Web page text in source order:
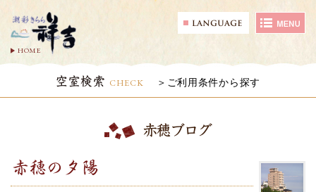
HOME
空室検索 CHECK ご利用条件から探す
赤穂ブログ
赤穂の夕陽